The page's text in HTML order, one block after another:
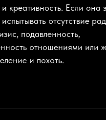
и креативность. Если она
отсутствие
подавленность,
отношениями или
и похоть.